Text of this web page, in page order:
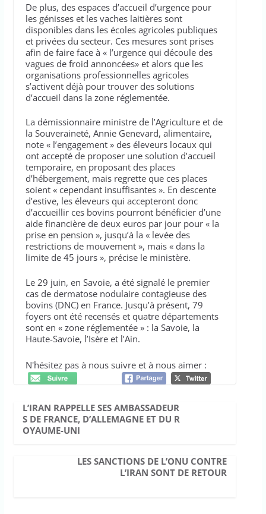
De plus, des espaces d’accueil d’urgence pour
les génisses et les vaches laitières sont
disponibles dans les écoles agricoles publiques
et privées du secteur. Ces mesures sont prises
afin de faire face à « l’urgence qui découle des
vagues de froid annoncées» et alors que les
organisations professionnelles agricoles
s’activent déjà pour trouver des solutions
d’accueil dans la zone réglementée.
La démissionnaire ministre de l’Agriculture et de
la Souveraineté, Annie Genevard, alimentaire,
note « l’engagement » des éleveurs locaux qui
ont accepté de proposer une solution d’accueil
temporaire, en proposant des places
d’hébergement, mais regrette que ces places
soient « cependant insuffisantes ». En descente
d’estive, les éleveurs qui accepteront donc
d’accueillir ces bovins pourront bénéficier d’une
aide financière de deux euros par jour pour « la
prise en pension », jusqu’à la « levée des
restrictions de mouvement », mais « dans la
limite de 45 jours », précise le ministère.
Le 29 juin, en Savoie, a été signalé le premier
cas de dermatose nodulaire contagieuse des
bovins (DNC) en France. Jusqu’à présent, 79
foyers ont été recensés et quatre départements
sont en « zone réglementée » : la Savoie, la
Haute-Savoie, l’Isère et l’Ain.
N'hésitez pas à nous suivre et à nous aimer :
L’IRAN RAPPELLE SES AMBASSADEUR
S DE FRANCE, D’ALLEMAGNE ET DU R
OYAUME-UNI
LES SANCTIONS DE L’ONU CONTRE
L’IRAN SONT DE RETOUR